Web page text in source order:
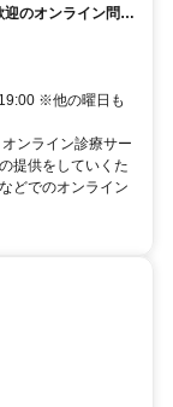
のオンライン問診
※他の曜日も
ンライン診療サー
提供をしていくた
どでのオンライン